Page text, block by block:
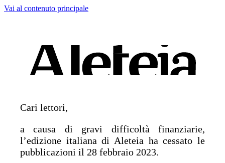
Vai al contenuto principale
Cari lettori,
a causa di gravi difficoltà finanziarie,
l’edizione italiana di Aleteia ha cessato le
pubblicazioni il 28 febbraio 2023.